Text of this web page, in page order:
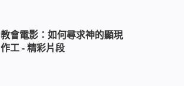
耶穌嗎
教會電影：如何尋求神的顯現
作工 - 精彩片段